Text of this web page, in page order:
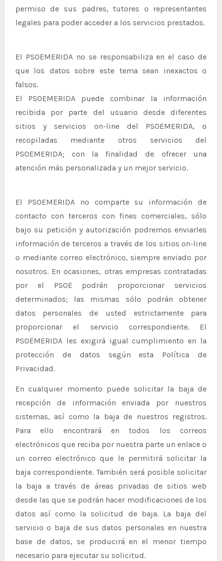
permiso de sus padres, tutores o representantes
legales para poder acceder a los servicios prestados.
El PSOEMERIDA no se responsabiliza en el caso de
que los datos sobre este tema sean inexactos o
falsos.
El PSOEMERIDA puede combinar la información
recibida por parte del usuario desde diferentes
sitios y servicios on-line del PSOEMERIDA, o
recopiladas mediante otros servicios del
PSOEMERIDA; con la finalidad de ofrecer una
atención más personalizada y un mejor servicio.
El PSOEMERIDA no comparte su información de
contacto con terceros con fines comerciales, sólo
bajo su petición y autorización podremos enviarles
información de terceros a través de los sitios on-line
o mediante correo electrónico, siempre enviado por
nosotros. En ocasiones, otras empresas contratadas
por el PSOE podrán proporcionar servicios
determinados; las mismas sólo podrán obtener
datos personales de usted estrictamente para
proporcionar el servicio correspondiente. El
PSOEMERIDA les exigirá igual cumplimiento en la
protección de datos según esta Política de
Privacidad.
En cualquier momento puede solicitar la baja de
recepción de información enviada por nuestros
sistemas, así como la baja de nuestros registros.
Para ello encontrará en todos los correos
electrónicos que reciba por nuestra parte un enlace o
un correo electrónico que le permitirá solicitar la
baja correspondiente. También será posible solicitar
la baja a través de áreas privadas de sitios web
desde las que se podrán hacer modificaciones de los
datos así como la solicitud de baja. La baja del
servicio o baja de sus datos personales en nuestra
base de datos, se producirá en el menor tiempo
necesario para ejecutar su solicitud.